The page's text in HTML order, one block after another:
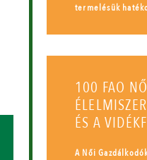
termelésük
100 FAO
ÉS A
A Női